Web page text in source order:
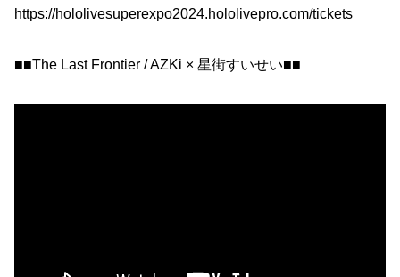
https://hololivesuperexpo2024.hololivepro.com/tickets
■■The Last Frontier / AZKi × 星街すいせい■■